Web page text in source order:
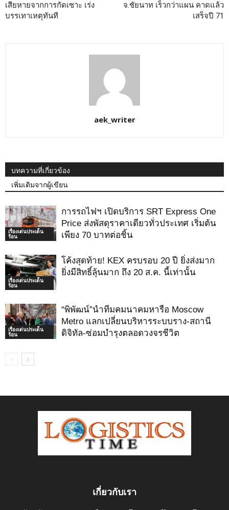
เสียหายจากการกัดเซาะ เร่ง
บรรเทาเหตุทันที
จ.ชัยนาท เร็วกว่าแผน คาดแล้ว
เสร็จปี 71
aek_writer
บทความที่เกี่ยวข้อง
เพิ่มเติมจากผู้เขียน
เรื่องเด่นประเด็น
ร้อน
การรถไฟฯ เปิดบริการ SRT Express One
Price ส่งพัสดุราคาเดียวทั่วประเทศ เริ่มต้น
เพียง 70 บาทต่อชิ้น
เรื่องเด่นประเด็น
ร้อน
โค้งสุดท้าย! KEX ครบรอบ 20 ปี ยิ่งส่งมาก
ยิ่งมีสิทธิ์ลุ้นมาก ถึง 20 ส.ค. นี้เท่านั้น
เรื่องเด่นประเด็น
ร้อน
“พิพัฒน์”นำทีมคมนาคมหารือ Moscow
Metro แลกเปลี่ยนบริหารระบบราง-สถานี
ดิจิทัล-ซ่อมบำรุงตลอดวงจรชีวิต
เกี่ยวกับเรา